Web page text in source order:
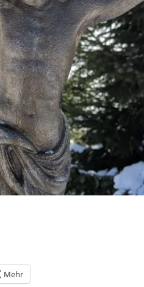
Mehr